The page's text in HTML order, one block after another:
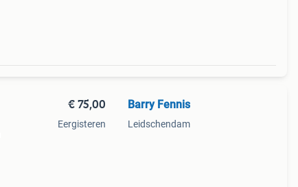
€ 75,00
Eergisteren
Barry Fennis
Leidschendam